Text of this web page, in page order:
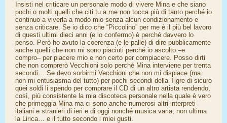
Insisti nel criticare un personale modo di vivere Mina e che siano
pochi o molti quelli che citi tu a me non tocca più di tanto perché io
continuo a viverla a modo mio senza alcun condizionamento e
senza criticare. Se io dico che “Piccolino” per me è il più bel lavoro
di questi ultimi dieci anni (e lo confermo) è perché davvero lo
penso. Però ho avuto la coerenza (e le palle) di dire pubblicamente
anche quelli che non mi sono piaciuti perché io ascolto –e
compro– per piacere mio e non certo per compiacere. Posso dirti
che non comprerò Vecchioni solo perché Mina interviene per trenta
secondi… Se devo sorbirmi Vecchioni che non mi dispiace (ma
non mi entusiasma del tutto) per pochi secondi della Tigre di sicuro
quei soldi li spendo per comprare il CD di un altro artista rendendo,
così, più consistente la mia discoteca personale nella quale è vero
che primeggia Mina ma ci sono anche numerosi altri interpreti
italiani e stranieri di ieri e di oggi nonché musica varia, non ultima
la Lirica… e il tutto secondo i miei gusti.